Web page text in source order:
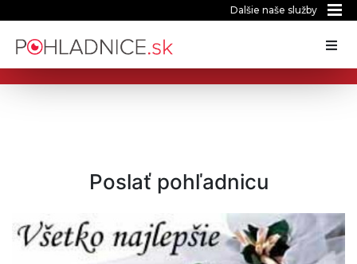
Dalšie naše služby
Poslať pohľadnicu